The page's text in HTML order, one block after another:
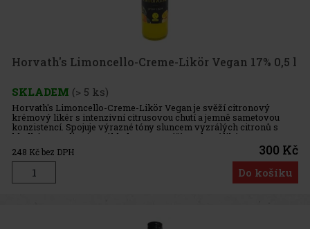
Horvath's Limoncello-Creme-Likör Vegan 17% 0,5 l
SKLADEM (> 5 ks)
Horvath's Limoncello-Creme-Likör Vegan je svěží citronový
krémový likér s intenzivní citrusovou chutí a jemně sametovou
konzistencí. Spojuje výrazné tóny sluncem vyzrálých citronů s
hladkým rostlinným základem a vytváří moderní likér se
středomořským
248 Kč bez DPH 300 Kč
Do košíku